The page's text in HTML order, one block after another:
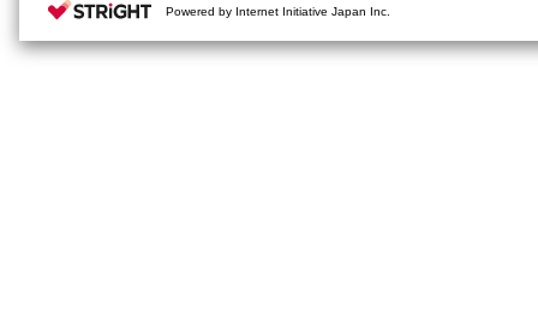
Powered by Internet Initiative Japan Inc.